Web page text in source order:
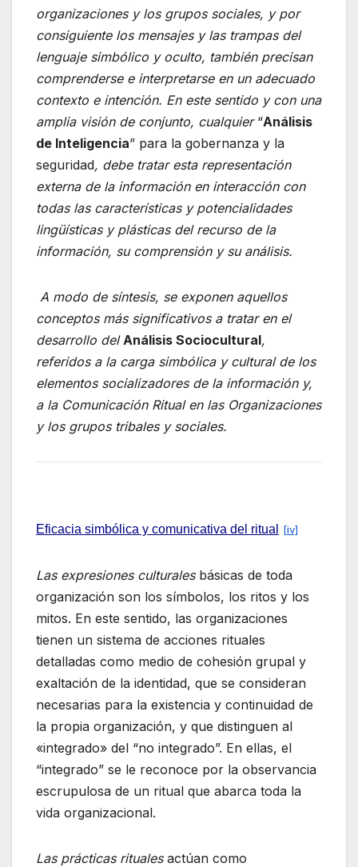
organizaciones y los grupos sociales, y por
consiguiente los mensajes y las trampas del
lenguaje simbólico y oculto, también precisan
comprenderse e interpretarse en un adecuado
contexto e intención. En este sentido y con una
amplia visión de conjunto, cualquier “Análisis
de Inteligencia” para la gobernanza y la
seguridad, debe tratar esta representación
externa de la información en interacción con
todas las características y potencialidades
lingüísticas y plásticas del recurso de la
información, su comprensión y su análisis.
A modo de síntesis, se exponen aquellos
conceptos más significativos a tratar en el
desarrollo del Análisis Sociocultural,
referidos a la carga simbólica y cultural de los
elementos socializadores de la información y,
a la Comunicación Ritual en las Organizaciones
y los grupos tribales y sociales.
Eficacia simbólica y comunicativa del ritual [iv]
Las expresiones culturalesbásicas de toda
organización son los símbolos, los ritos y los
mitos. En este sentido, las organizaciones
tienen un sistema de acciones rituales
detalladas como medio de cohesión grupal y
exaltación de la identidad, que se consideran
necesarias para la existencia y continuidad de
la propia organización, y que distinguen al
«integrado» del “no integrado”. En ellas, el
“integrado” se le reconoce por la observancia
escrupulosa de un ritual que abarca toda la
vida organizacional.
Las prácticas ritualesactúan como